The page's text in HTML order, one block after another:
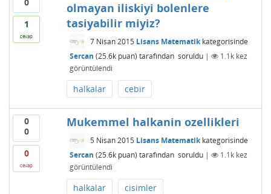
1
cevap
olmayan iliskiyi bolenlere
tasiyabilir miyiz?
7 Nisan 2015 Lisans Matematikkategorisinde
Sercan (25.6kpuan) tarafından soruldu | 1.1kkez
görüntülendi
halkalar cebir
0
0
0
cevap
Mukemmel halkanin ozellikleri
5 Nisan 2015 Lisans Matematikkategorisinde
Sercan (25.6kpuan) tarafından soruldu | 1.1kkez
görüntülendi
halkalar
cisimler